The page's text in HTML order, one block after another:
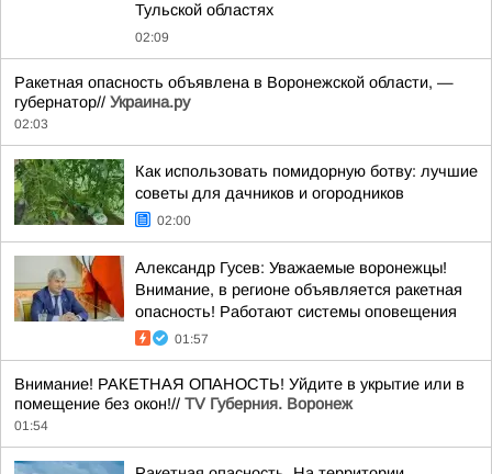
Тульской областях
02:09
Ракетная опасность объявлена в Воронежской области, —
губернатор// Украина.ру
02:03
Как использовать помидорную ботву: лучшие
советы для дачников и огородников
02:00
Александр Гусев: Уважаемые воронежцы!
Внимание, в регионе объявляется ракетная
опасность! Работают системы оповещения
01:57
Внимание! РАКЕТНАЯ ОПАНОСТЬ! Уйдите в укрытие или в
помещение без окон!// TV Губерния. Воронеж
01:54